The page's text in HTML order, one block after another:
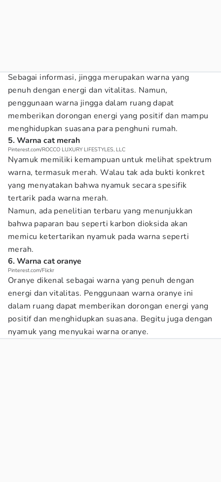
Sebagai informasi, jingga merupakan warna yang
penuh dengan energi dan vitalitas. Namun,
penggunaan warna jingga dalam ruang dapat
memberikan dorongan energi yang positif dan mampu
menghidupkan suasana para penghuni rumah.
5. Warna cat merah
Pinterest.com/ROCCO LUXURY LIFESTYLES, LLC
Nyamuk memiliki kemampuan untuk melihat spektrum
warna, termasuk merah. Walau tak ada bukti konkret
yang menyatakan bahwa nyamuk secara spesifik
tertarik pada warna merah.
Namun, ada penelitian terbaru yang menunjukkan
bahwa paparan bau seperti karbon dioksida akan
memicu ketertarikan nyamuk pada warna seperti
merah.
6. Warna cat oranye
Pinterest.com/Flickr
Oranye dikenal sebagai warna yang penuh dengan
energi dan vitalitas. Penggunaan warna oranye ini
dalam ruang dapat memberikan dorongan energi yang
positif dan menghidupkan suasana. Begitu juga dengan
nyamuk yang menyukai warna oranye.